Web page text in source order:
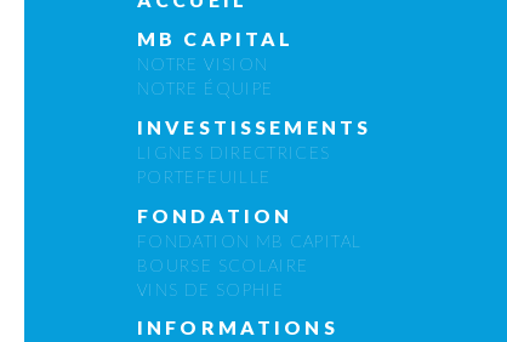
MB CAPITAL
NOTRE VISION
NOTRE ÉQUIPE
INVESTISSEMENTS
LIGNES DIRECTRICES
PORTEFEUILLE
FONDATION
FONDATION MB CAPITAL
BOURSE SCOLAIRE
VINS DE SOPHIE
INFORMATIONS